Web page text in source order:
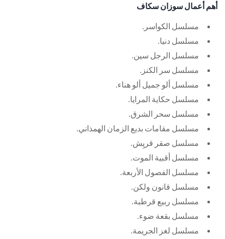
أهم أعمال سوزان سكاف
مسلسل الكواسر.
مسلسل دنيا.
مسلسل الرجل سين.
مسلسل سر الكنز.
مسلسل ألو جميل ألو هناء.
مسلسل حكاية المرايا.
مسلسل سحر الشرق.
مسلسل مقامات بديع الزمان الهمذاني.
مسلسل صقر قريِش.
مسلسل أقبية الموت.
مسلسل الفصول الأربعة.
مسلسل قانون ولكن.
مسلسل ربيع قرطبة.
مسلسل بقعة ضوء.
مسلسل لغز الجريمة.